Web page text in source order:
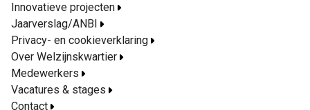
Innovatieve projecten
Jaarverslag/ANBI
Privacy- en cookieverklaring
Over Welzijnskwartier
Medewerkers
Vacatures & stages
Contact